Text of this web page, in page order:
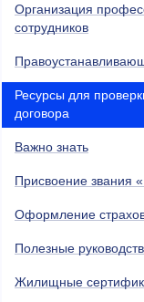
Организация
сотрудников
Ресурсы для
договора
Важно знать
Присвоение звания
Оформление
Полезные
Жилищные